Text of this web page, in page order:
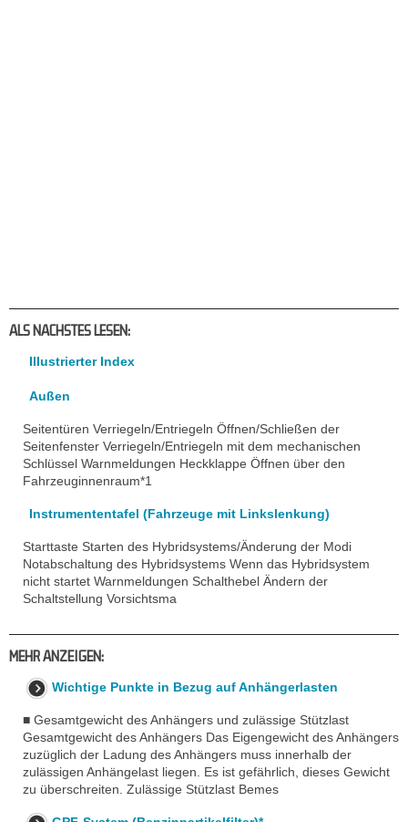
ALS NACHSTES LESEN:
Illustrierter Index
Außen
Seitentüren Verriegeln/Entriegeln Öffnen/Schließen der
Seitenfenster Verriegeln/Entriegeln mit dem mechanischen
Schlüssel Warnmeldungen Heckklappe Öffnen über den
Fahrzeuginnenraum*1
Instrumententafel (Fahrzeuge mit Linkslenkung)
Starttaste Starten des Hybridsystems/Änderung der Modi
Notabschaltung des Hybridsystems Wenn das Hybridsystem
nicht startet Warnmeldungen Schalthebel Ändern der
Schaltstellung Vorsichtsma
MEHR ANZEIGEN:
Wichtige Punkte in Bezug auf Anhängerlasten
■ Gesamtgewicht des Anhängers und zulässige Stützlast
Gesamtgewicht des Anhängers Das Eigengewicht des Anhängers
zuzüglich der Ladung des Anhängers muss innerhalb der
zulässigen Anhängelast liegen. Es ist gefährlich, dieses Gewicht
zu überschreiten. Zulässige Stützlast Bemes